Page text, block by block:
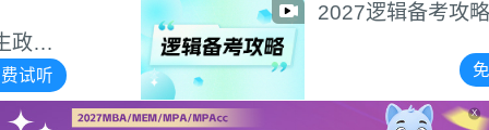
2027逻辑备考攻略
X